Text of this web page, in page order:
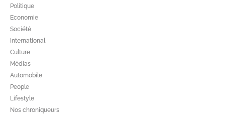
Politique
Economie
Société
International
Culture
Médias
Automobile
People
Lifestyle
Nos chroniqueurs